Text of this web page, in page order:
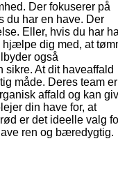
Der fokuserer på
du har en have. Der
Eller, hvis du har
hjælpe dig med, at
også
sikre. At dit haveaffald
måde. Deres team er
affald og kan
din have for, at
er det ideelle valg
ren og bæredygtig.